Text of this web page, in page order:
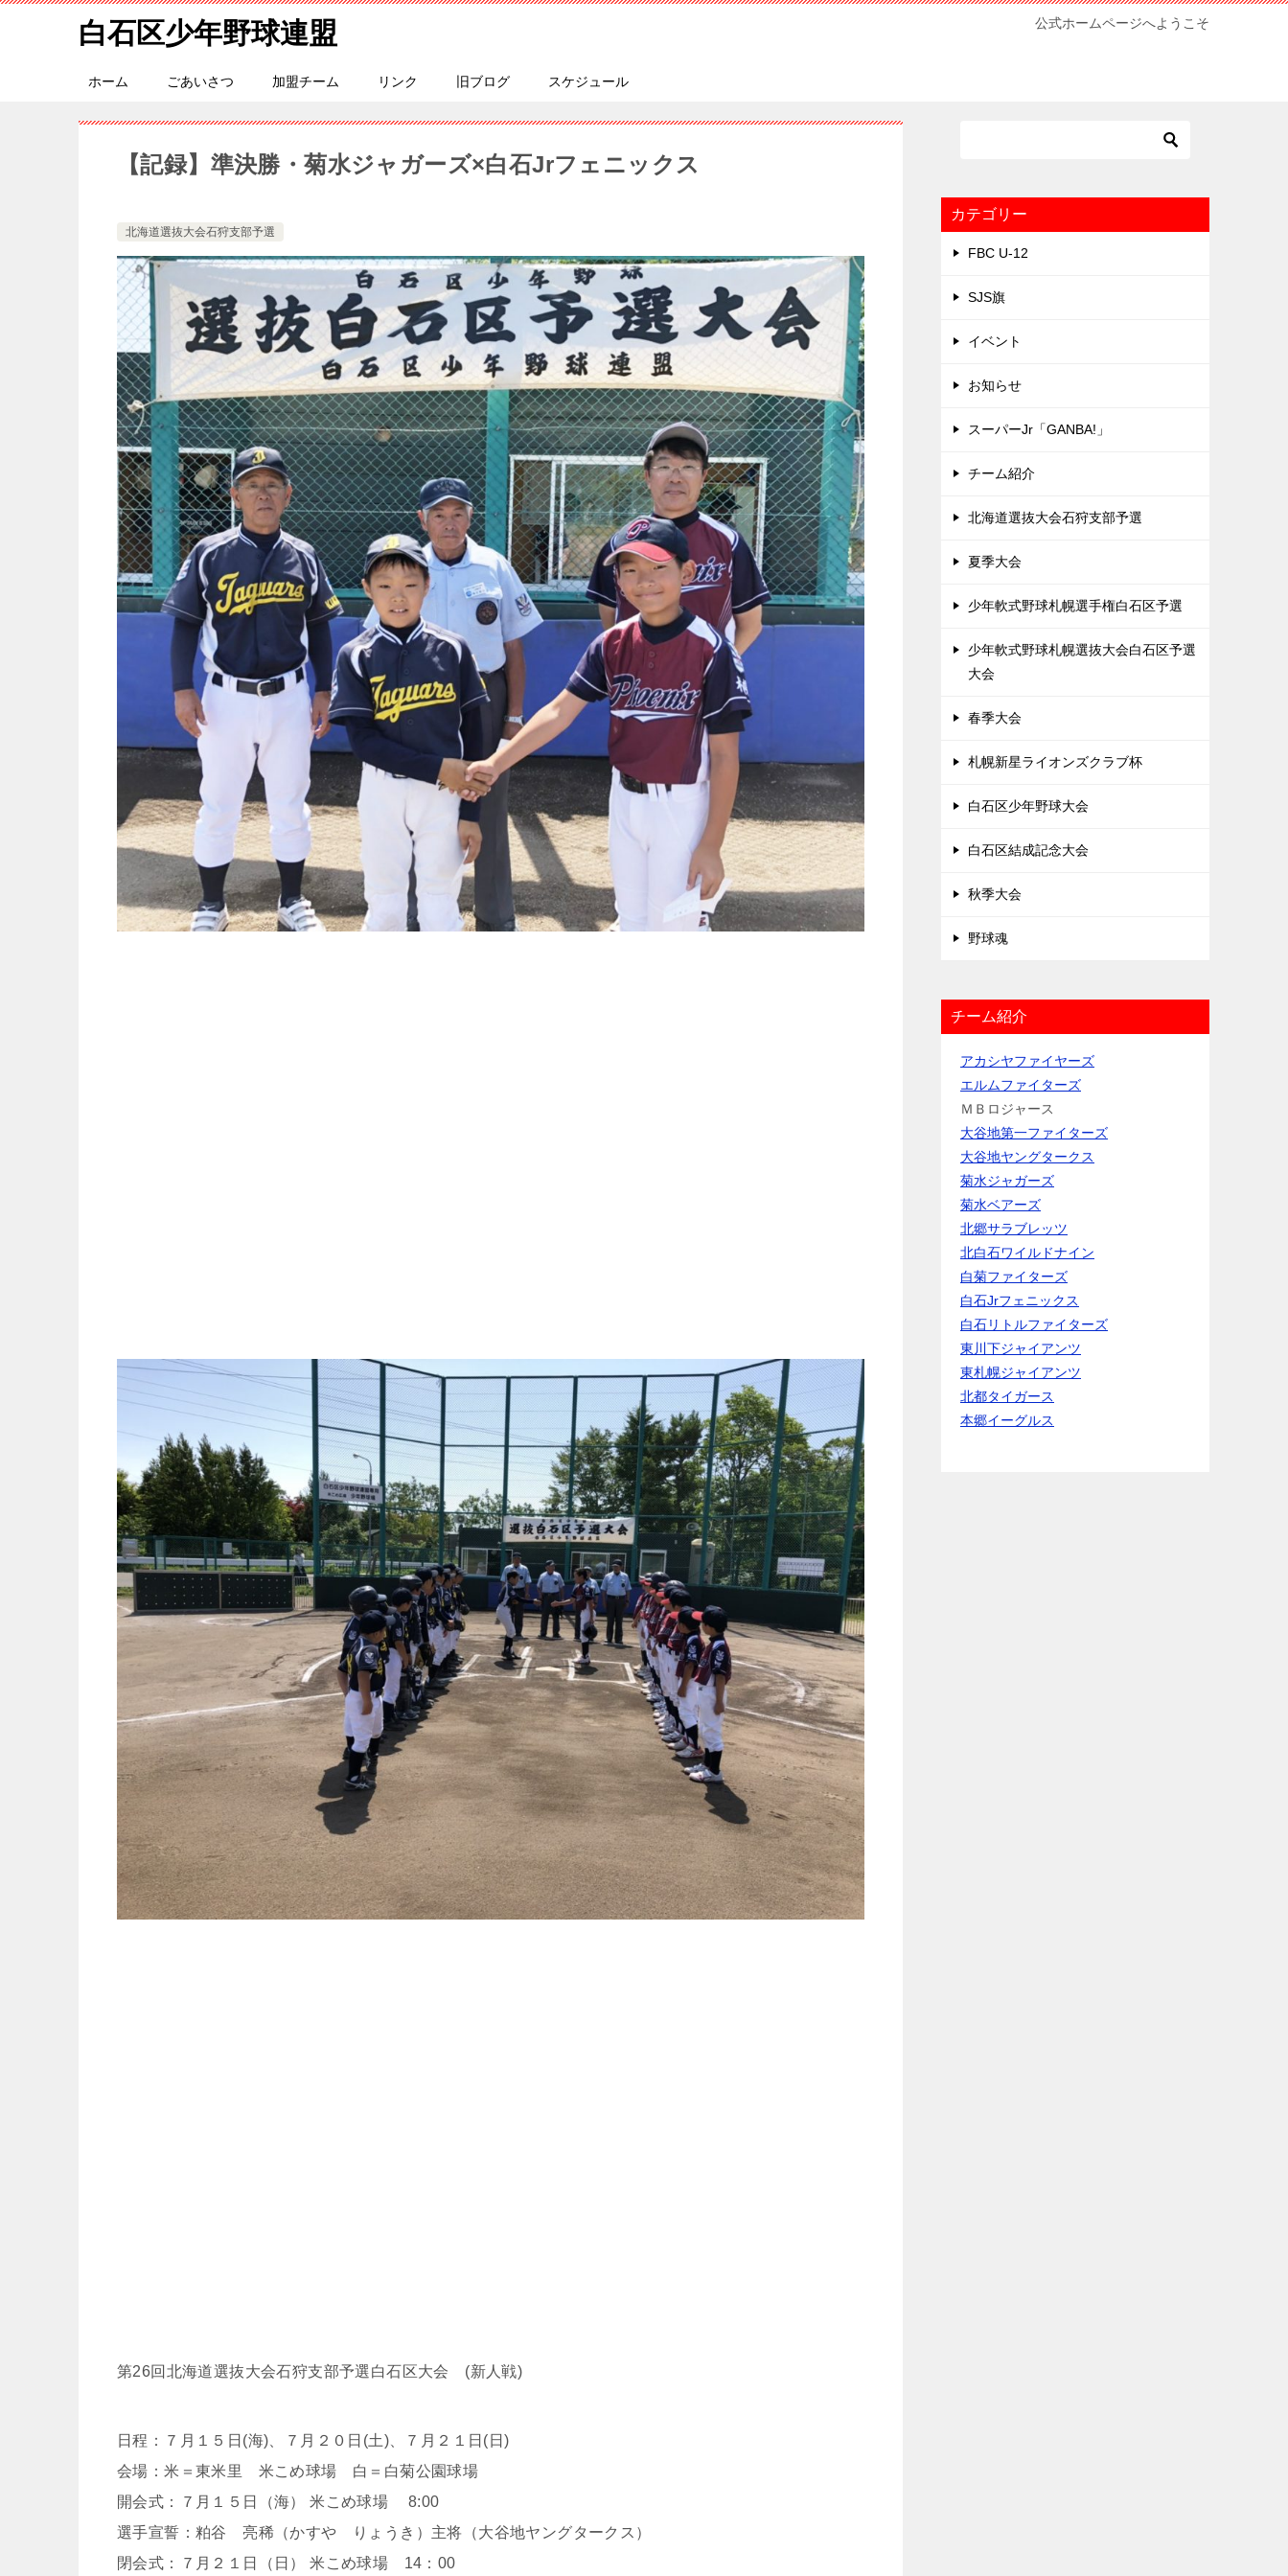
白石区少年野球連盟 公式ホームページへようこそ
ホーム ごあいさつ 加盟チーム リンク 旧ブログ スケジュール
【記録】準決勝・菊水ジャガーズ×白石Jrフェニックス
北海道選抜大会石狩支部予選
第26回北海道選抜大会石狩支部予選白石区大会 (新人戦)
日程：７月１５日(海)、７月２０日(土)、７月２１日(日)
会場：米＝東米里 米こめ球場 白＝白菊公園球場
開会式：７月１５日（海） 米こめ球場 8:00
選手宣誓：粕谷 亮稀（かすや りょうき）主将（大谷地ヤングタークス）
閉会式：７月２１日（日） 米こめ球場 14：00
カテゴリー
FBC U-12
SJS旗
イベント
お知らせ
スーパーJr「GANBA!」
チーム紹介
北海道選抜大会石狩支部予選
夏季大会
少年軟式野球札幌選手権白石区予選
少年軟式野球札幌選抜大会白石区予選
大会
春季大会
札幌新星ライオンズクラブ杯
白石区少年野球大会
白石区結成記念大会
秋季大会
野球魂
チーム紹介
アカシヤファイヤーズ
エルムファイターズ
ＭＢロジャース
大谷地第一ファイターズ
大谷地ヤングタークス
菊水ジャガーズ
菊水ベアーズ
北郷サラブレッツ
北白石ワイルドナイン
白菊ファイターズ
白石Jrフェニックス
白石リトルファイターズ
東川下ジャイアンツ
東札幌ジャイアンツ
北都タイガース
本郷イーグルス